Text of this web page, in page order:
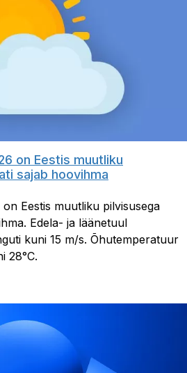
on Eestis muutliku
sajab hoovihma
Eestis muutliku pilvisusega
Edela- ja läänetuul
kuni 15 m/s. Õhutemperatuur
28°C.